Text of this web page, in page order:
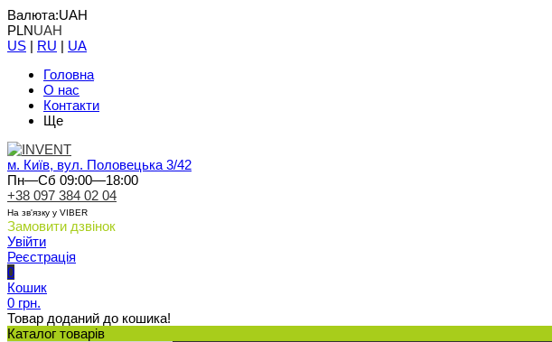
Валюта:UAH
PLNUAH
US | RU | UA
Головна
О нас
Контакти
Ще
м. Київ, вул. Половецька 3/42
Пн—Сб 09:00—18:00
+38 097 384 02 04
На зв'язку у VIBER
Замовити дзвінок
Увійти
Реєстрація
0
Кошик
0 грн.
Товар доданий до кошика!
Каталог товарів